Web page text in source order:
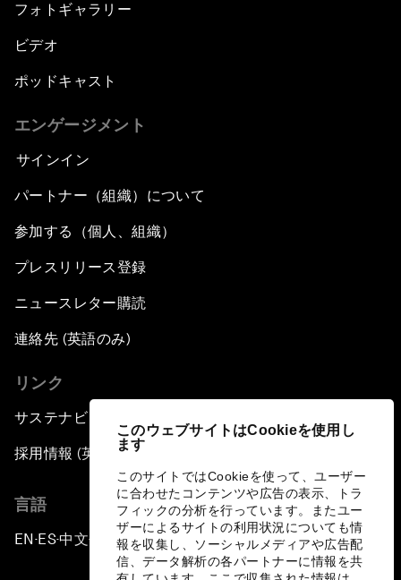
このウェブサイトはCookieを使用し
ます
このサイトではCookieを使って、ユーザー
に合わせたコンテンツや広告の表示、トラ
フィックの分析を行っています。またユー
ザーによるサイトの利用状況についても情
報を収集し、ソーシャルメディアや広告配
信、データ解析の各パートナーに情報を共
フォトギャラリー
ビデオ
ポッドキャスト
エンゲージメント
サインイン
パートナー（組織）について
参加する（個人、組織）
プレスリリース登録
ニュースレター購読
連絡先 (英語のみ)
リンク
サステナビリティへの取り組み
採用情報 (英語のみ)
言語
EN ▪ ES▪中文▪ 日本語